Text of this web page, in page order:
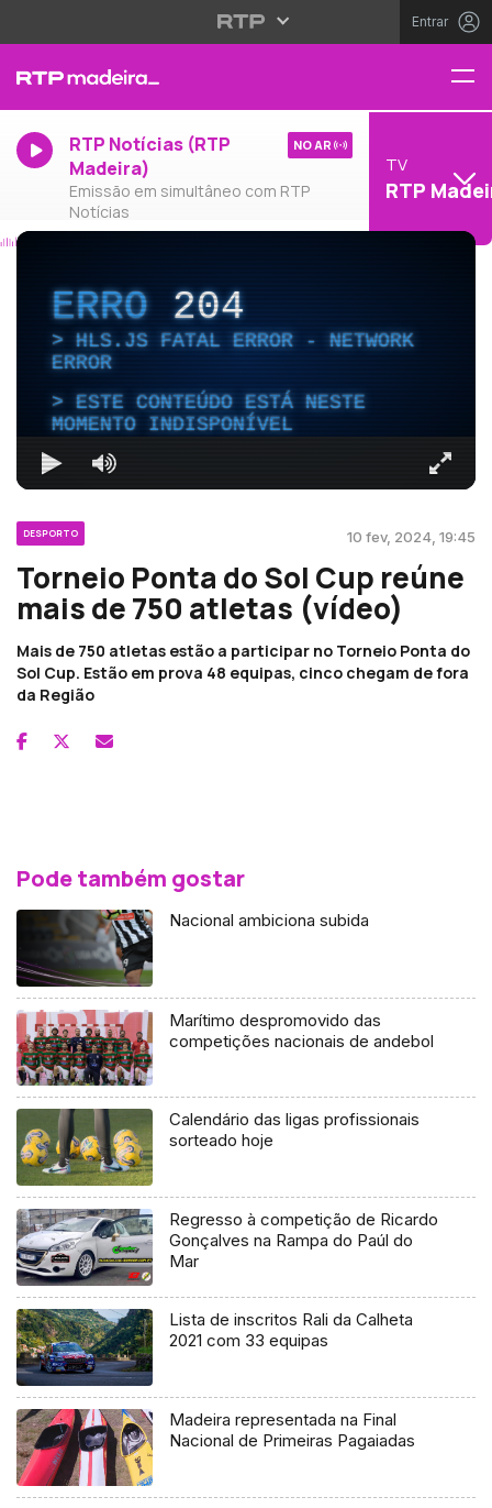
Entrar
RTP Notícias (RTP
Madeira)
Emissão em simultâneo com RTP
Notícias
NO AR
TV
RTP
ERRO204
HLS.JS FATAL ERROR - NETWORK
ERROR
ESTE CONTEÚDO ESTÁ NESTE
MOMENTO INDISPONÍVEL
DESPORTO 10 fev, 2024, 19:45
Torneio Ponta do Sol Cup reúne
mais de 750 atletas (vídeo)
Mais de 750 atletas estão a participar no Torneio Ponta do
Sol Cup. Estão em prova 48 equipas, cinco chegam de fora
da Região
Pode também gostar
Nacional ambiciona subida
Marítimo despromovido das
competições nacionais de andebol
Calendário das ligas profissionais
sorteado hoje
Regresso à competição de Ricardo
Gonçalves na Rampa do Paúl do
Mar
Lista de inscritos Rali da Calheta
2021 com 33 equipas
Madeira representada na Final
Nacional de Primeiras Pagaiadas